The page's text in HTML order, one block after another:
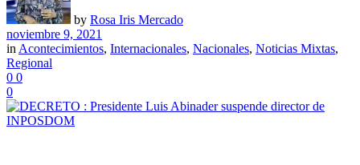
by Rosa Iris Mercado
noviembre 9, 2021
in Acontecimientos, Internacionales, Nacionales, Noticias Mixtas,
Regional
0 0
0